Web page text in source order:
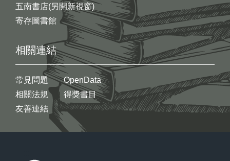
五南書店(另開新視窗)
寄存圖書館
相關連結
常見問題
相關法規
友善連結
OpenData
得獎書目